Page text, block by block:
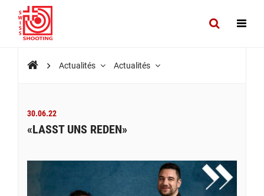
Actualités Actualités
30.06.22
«LASST UNS REDEN»